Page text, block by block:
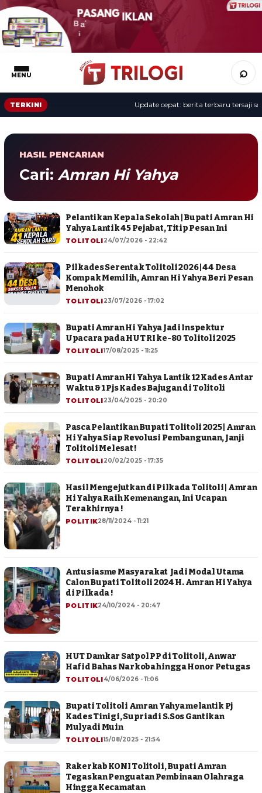
MENU ⌕
TERKINI Update cepat: berita terbaru tersaji
HASIL PENCARIAN
Cari: Amran Hi Yahya
Pelantikan Kepala Sekolah | Bupati Amran Hi
Yahya Lantik 45 Pejabat, Titip Pesan Ini
TOLITOLI24/07/2026 - 22:42
Pilkades Serentak Tolitoli 2026 | 44 Desa
Kompak Memilih, Amran Hi Yahya Beri Pesan
Menohok
TOLITOLI23/07/2026 - 17:02
Bupati Amran Hi Yahya Jadi Inspektur
Upacara pada HUT RI ke-80 Tolitoli 2025
TOLITOLI17/08/2025 - 11:25
Bupati Amran Hi Yahya Lantik 12 Kades Antar
Waktu & 1 Pjs Kades Bajugan di Tolitoli
TOLITOLI23/04/2025 - 20:20
Pasca Pelantikan Bupati Tolitoli 2025 | Amran
Hi Yahya Siap Revolusi Pembangunan, Janji
Tolitoli Melesat !
TOLITOLI20/02/2025 - 17:35
Hasil Mengejutkan di Pilkada Tolitoli | Amran
Hi Yahya Raih Kemenangan, Ini Ucapan
Terakhirnya !
POLITIK28/11/2024 - 11:21
Antusiasme Masyarakat Jadi Modal Utama
Calon Bupati Tolitoli 2024 H. Amran Hi Yahya
di Pilkada !
POLITIK24/10/2024 - 20:47
HUT Damkar Satpol PP di Tolitoli, Anwar
Hafid Bahas Narkoba hingga Honor Petugas
TOLITOLI4/06/2026 - 11:06
Bupati Tolitoli Amran Yahya melantik Pj
Kades Tinigi, Supriadi S.Sos Gantikan
Mulyadi Muin
TOLITOLI15/08/2025 - 21:54
Rakerkab KONI Tolitoli, Bupati Amran
Tegaskan Penguatan Pembinaan Olahraga
Hingga Kecamatan